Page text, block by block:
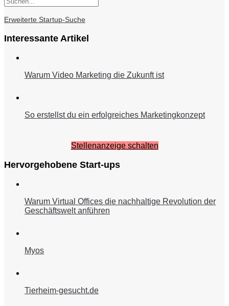
Erweiterte Startup-Suche
Interessante Artikel
Warum Video Marketing die Zukunft ist
So erstellst du ein erfolgreiches Marketingkonzept
Stellenanzeige schalten
Hervorgehobene Start-ups
Warum Virtual Offices die nachhaltige Revolution der
Geschäftswelt anführen
Myos
Tierheim-gesucht.de